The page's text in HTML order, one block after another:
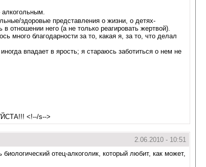
здоровые представления о жизни, о детях-
него (а не только реагировать жертвой).
много благодарности за то, какая я, за то, что делал
впадает в ярость; я стараюсь заботиться о нем не
<!--/s-->
2.06.2010 - 10:51
отец-алкоголик, который любит, как может,